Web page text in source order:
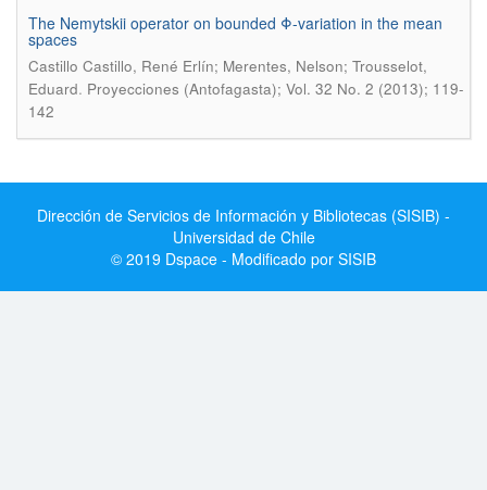
The Nemytskii operator on bounded Φ-variation in the mean
spaces
Castillo Castillo, René Erlín; Merentes, Nelson; Trousselot,
Eduard. Proyecciones (Antofagasta); Vol. 32 No. 2 (2013); 119-
142
Dirección de Servicios de Información y Bibliotecas (SISIB) -
Universidad de Chile
© 2019 Dspace - Modificado por SISIB